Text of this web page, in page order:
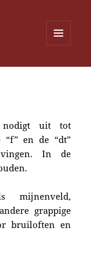
WIDGETS
nodigt uit tot
“f” en de “dt”
In de
mijnenveld,
grappige
bruiloften en